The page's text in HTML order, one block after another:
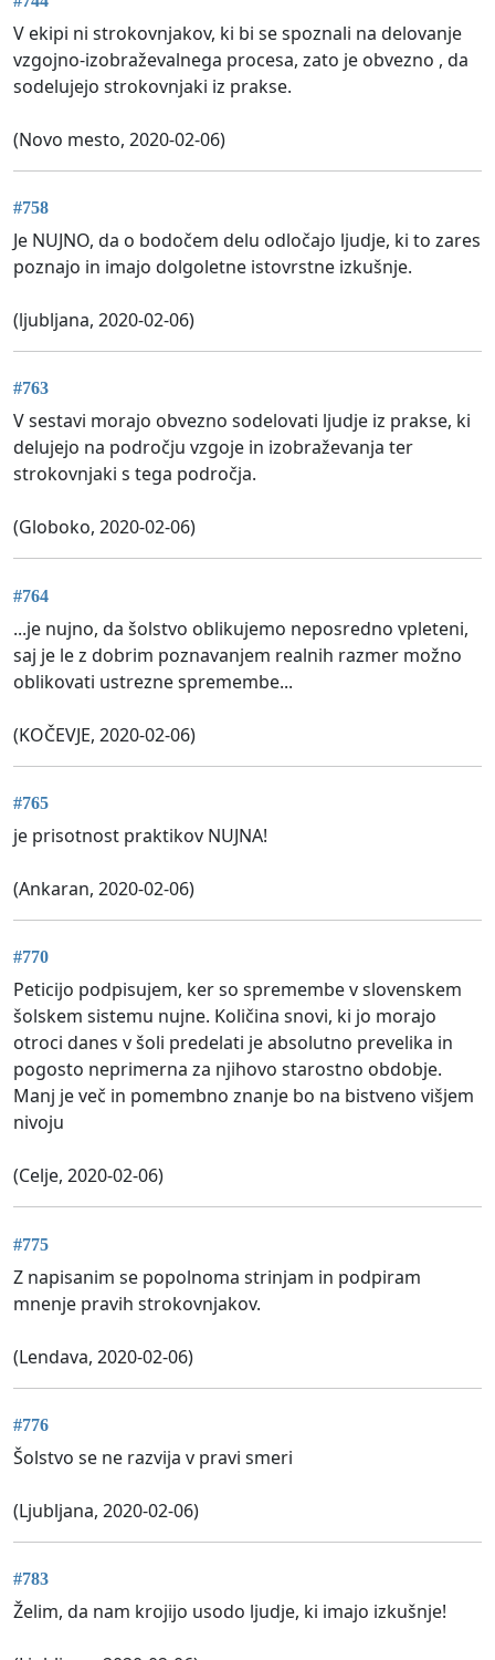
V ekipi ni strokovnjakov, ki bi se spoznali na delovanje
vzgojno-izobraževalnega procesa, zato je obvezno , da
sodelujejo strokovnjaki iz prakse.
(Novo mesto, 2020-02-06)
#758
Je NUJNO, da o bodočem delu odločajo ljudje, ki to zares
poznajo in imajo dolgoletne istovrstne izkušnje.
(ljubljana, 2020-02-06)
#763
V sestavi morajo obvezno sodelovati ljudje iz prakse, ki
delujejo na področju vzgoje in izobraževanja ter
strokovnjaki s tega področja.
(Globoko, 2020-02-06)
#764
...je nujno, da šolstvo oblikujemo neposredno vpleteni,
saj je le z dobrim poznavanjem realnih razmer možno
oblikovati ustrezne spremembe...
(KOČEVJE, 2020-02-06)
#765
je prisotnost praktikov NUJNA!
(Ankaran, 2020-02-06)
#770
Peticijo podpisujem, ker so spremembe v slovenskem
šolskem sistemu nujne. Količina snovi, ki jo morajo
otroci danes v šoli predelati je absolutno prevelika in
pogosto neprimerna za njihovo starostno obdobje.
Manj je več in pomembno znanje bo na bistveno višjem
nivoju
(Celje, 2020-02-06)
#775
Z napisanim se popolnoma strinjam in podpiram
mnenje pravih strokovnjakov.
(Lendava, 2020-02-06)
#776
Šolstvo se ne razvija v pravi smeri
(Ljubljana, 2020-02-06)
#783
Želim, da nam krojijo usodo ljudje, ki imajo izkušnje!